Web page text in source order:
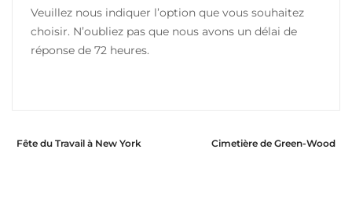
Veuillez nous indiquer l’option que vous souhaitez
choisir. N’oubliez pas que nous avons un délai de
réponse de 72 heures.
Fête du Travail à New York Cimetière de Green-Wood